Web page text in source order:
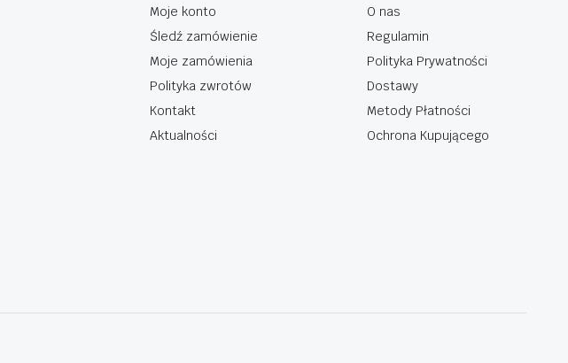
Moje konto
Śledź zamówienie
Moje zamówienia
Polityka zwrotów
Kontakt
Aktualności
O nas
Regulamin
Polityka Prywatności
Dostawy
Metody Płatności
Ochrona Kupującego